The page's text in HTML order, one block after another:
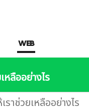
WEB
หลืออย่างไร